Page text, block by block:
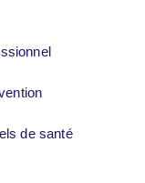
de santé